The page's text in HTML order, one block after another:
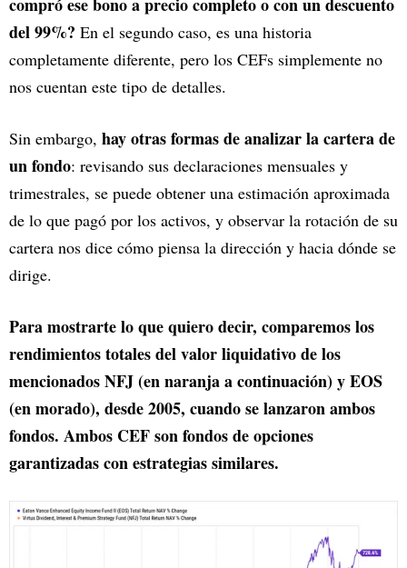
del 99%? En el segundo caso, es una historia
completamente diferente, pero los CEFs simplemente no
nos cuentan este tipo de detalles.
Sin embargo, hay otras formas de analizar la cartera de
un fondo: revisando sus declaraciones mensuales y
trimestrales, se puede obtener una estimación aproximada
de lo que pagó por los activos, y observar la rotación de su
cartera nos dice cómo piensa la dirección y hacia dónde se
dirige.
Para mostrarte lo que quiero decir, comparemos los
rendimientos totales del valor liquidativo de los
mencionados NFJ (en naranja a continuación) y EOS
(en morado), desde 2005, cuando se lanzaron ambos
fondos. Ambos CEF son fondos de opciones
garantizadas con estrategias similares.